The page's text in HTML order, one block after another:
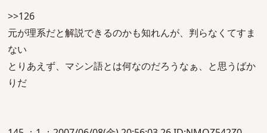
>>126
元が理系だと解説できるのかも知れんが、判らなくてすま
ない
とりあえず、マシン語とは何なのだろうなぁ、と思うばか
りだ